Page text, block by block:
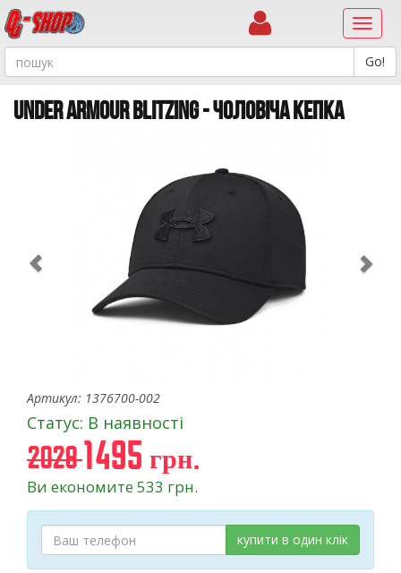
UNDER ARMOUR BLITZING - ЧОЛОВІЧА КЕПКА
Артикул: 1376700-002
Статус: В наявності
20281495 грн.
Ви економите 533 грн.
купити в один клік